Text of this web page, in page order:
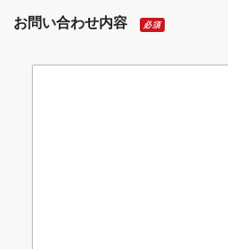
お問い合わせ内容 必須